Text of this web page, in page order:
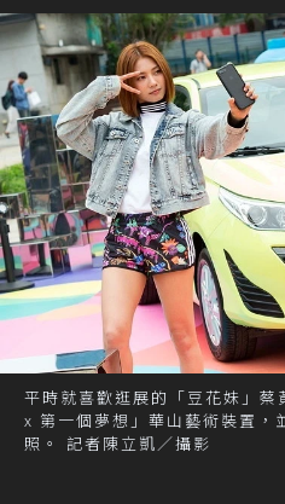
平時就喜歡逛展的「豆花妹」蔡
x 第一個夢想」華山藝術裝置，
照。 記者陳立凱／攝影